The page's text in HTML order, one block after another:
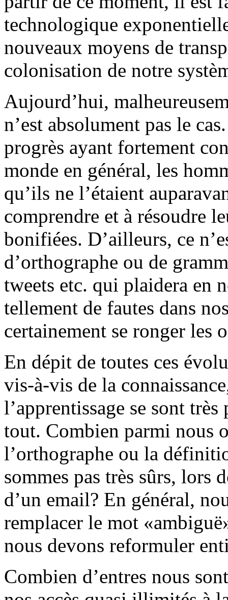
technologique
nouveaux moyens de
colonisation de notre
Aujourd’hui,
n’est absolument pas le
progrès ayant fortement
monde en général, les
qu’ils ne l’étaient
comprendre et à résoudre
bonifiées. D’ailleurs, ce
d’orthographe ou de
tweets etc. qui plaidera en
tellement de fautes dans
certainement se ronger les
En dépit de toutes ces
vis-à-vis de la
l’apprentissage se sont
tout. Combien parmi nous
l’orthographe ou la
sommes pas très sûrs, lors
d’un email? En général,
remplacer le mot
nous devons reformuler
Combien d’entres nous